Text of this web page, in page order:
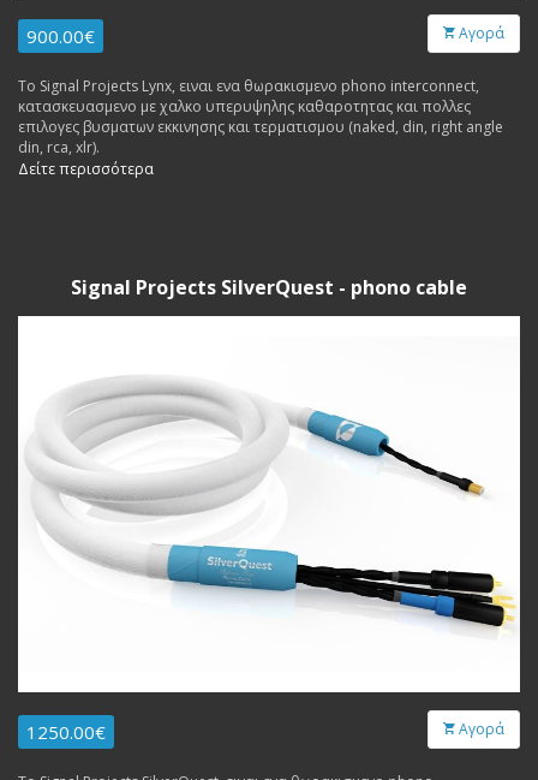
900.00€ Αγορά
Το Signal Projects Lynx, ειναι ενα θωρακισμενο phono interconnect,
κατασκευασμενο με χαλκο υπερυψηλης καθαροτητας και πολλες
επιλογες βυσματων εκκινησης και τερματισμου (naked, din, right angle
din, rca, xlr).
Δείτε περισσότερα
Signal Projects SilverQuest - phono cable
1250.00€ Αγορά